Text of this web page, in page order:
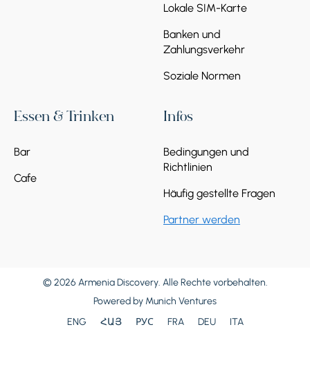
Lokale SIM-Karte
Banken und
Zahlungsverkehr
Soziale Normen
Essen & Trinken
Bar
Cafe
Infos
Bedingungen und
Richtlinien
Häufig gestellte Fragen
Partner werden
© 2026 Armenia Discovery. Alle Rechte vorbehalten.
Powered by Munich Ventures
ENG
ՀԱՅ РУС FRA DEU ITA